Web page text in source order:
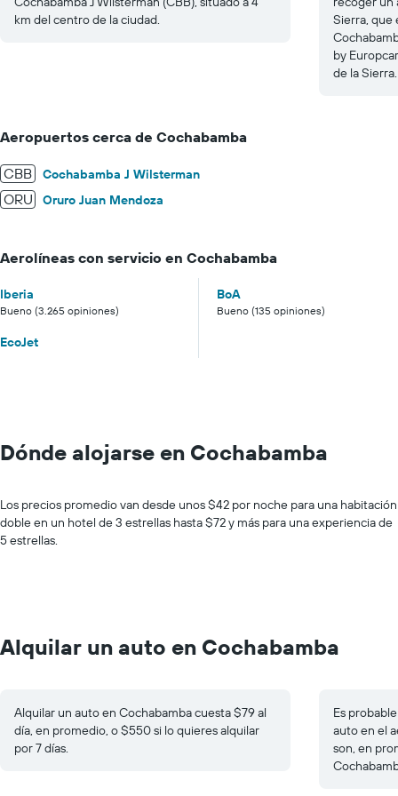
km del centro de la ciudad.
Sierra, que
by
de la Sierra.
Aeropuertos cerca de Cochabamba
CBB Cochabamba J Wilsterman
ORU Oruro Juan Mendoza
Aerolíneas con servicio en Cochabamba
Iberia
Bueno (3.265 opiniones)
BoA
Bueno (135 opiniones)
EcoJet
Dónde alojarse en Cochabamba
Los precios promedio van desde unos $42 por noche para una habitación
doble en un hotel de 3 estrellas hasta $72 y más para una experiencia de
5 estrellas.
Alquilar un auto en Cochabamba
Alquilar un auto en Cochabamba cuesta $79 al
día, en promedio, o $550 si lo quieres alquilar
por 7 días.
Es
auto en el
son, en